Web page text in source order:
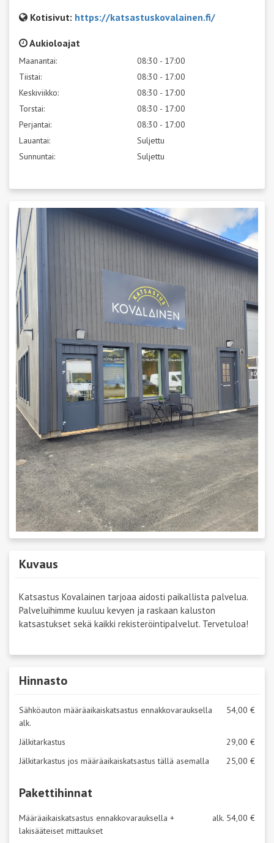
Kotisivut: https://katsastuskovalainen.fi/
Aukioloajat
Maanantai:
08:30 - 17:00
Tiistai:
08:30 - 17:00
Keskiviikko:
08:30 - 17:00
Torstai:
08:30 - 17:00
Perjantai:
08:30 - 17:00
Lauantai:
Suljettu
Sunnuntai:
Suljettu
Kuvaus
Katsastus Kovalainen tarjoaa aidosti paikallista palvelua.
Palveluihimme kuuluu kevyen ja raskaan kaluston
katsastukset sekä kaikki rekisteröintipalvelut. Tervetuloa!
Hinnasto
Sähköauton määräaikaiskatsastus ennakkovarauksella
alk.
54,00 €
Jälkitarkastus
29,00 €
Jälkitarkastus jos määräaikaiskatsastus tällä asemalla
25,00 €
Pakettihinnat
Määräaikaiskatsastus ennakkovarauksella +
lakisääteiset mittaukset
alk. 54,00 €